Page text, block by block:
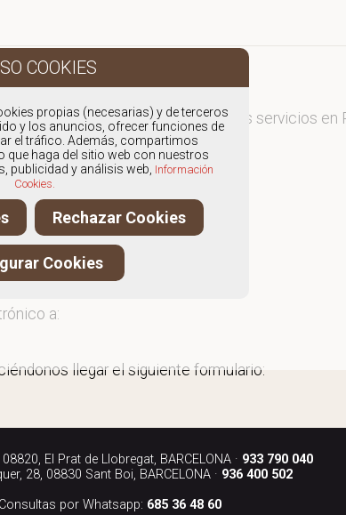
de zapatos, y ofrecemos nuestros servicios en
a los teléfonos:
a:
llegar el siguiente formulario:
El Prat de Llobregat, BARCELONA · 933 790 040
28, 08830 Sant Boi, BARCELONA · 936 400 502
por Whatsapp: 685 36 48 60
propias (necesarias) y de terceros
y los anuncios, ofrecer funciones de
el tráfico. Además, compartimos
que haga del sitio web con nuestros
publicidad y análisis web, Información
Cookies.
Rechazar Cookies
Cookies